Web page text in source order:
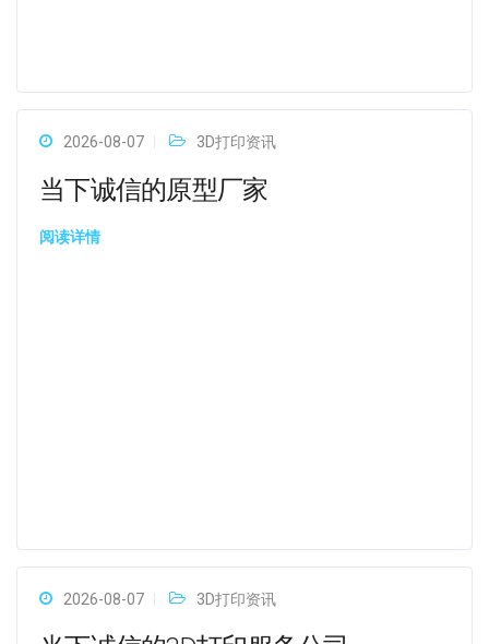
2026-08-07 3D打印资讯
当下诚信的原型厂家
阅读详情
2026-08-07 3D打印资讯